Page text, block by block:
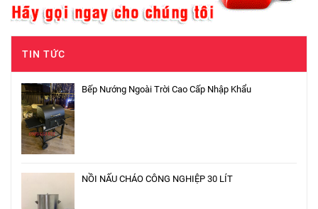
TIN TỨC
Bếp Nướng Ngoài Trời Cao Cấp Nhập Khẩu
NỒI NẤU CHÁO CÔNG NGHIỆP 30 LÍT